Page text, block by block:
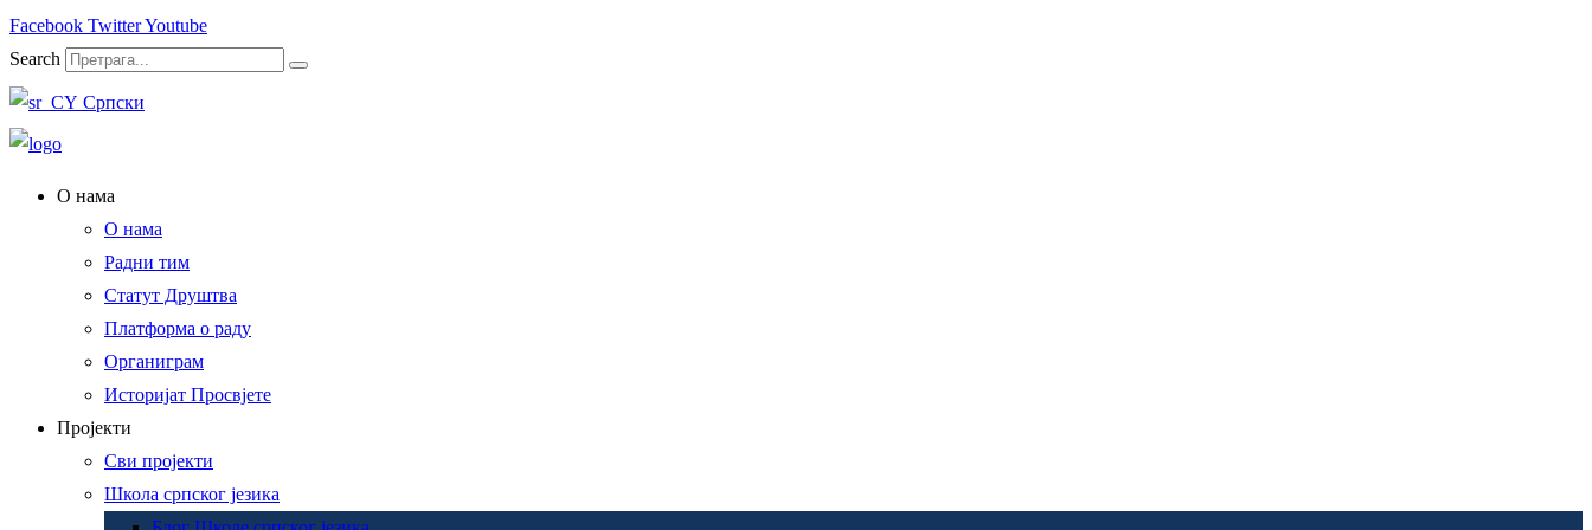
Facebook TwitterYoutube
Search
Српски
О нама
О нама
Радни тим
Статут Друштва
Платформа о раду
Органиграм
Историјат Просвјете
Пројекти
Сви пројекти
Школа српског језика